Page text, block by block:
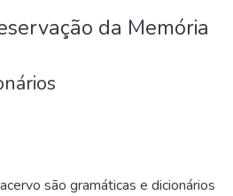
da Memória
são gramáticas e dicionários